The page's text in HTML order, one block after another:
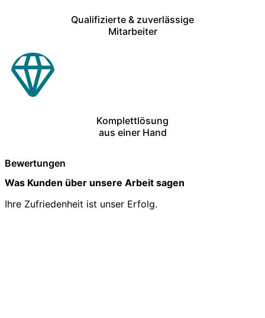
Qualifizierte & zuverlässige
Mitarbeiter
Komplettlösung
aus einer Hand
Bewertungen
Was Kunden über unsere Arbeit sagen
Ihre Zufriedenheit ist unser Erfolg.